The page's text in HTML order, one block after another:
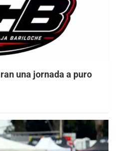
una jornada a puro